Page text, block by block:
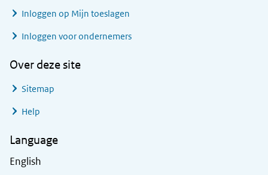
Inloggen op Mijn toeslagen
Inloggen voor ondernemers
Over deze site
Sitemap
Help
Language
English